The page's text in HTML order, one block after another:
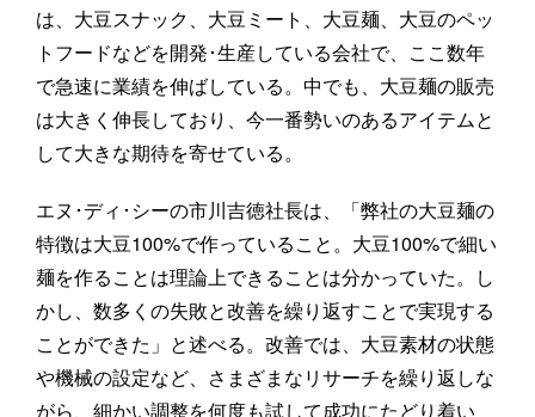
は、大豆スナック、大豆ミート、大豆麺、大豆のペッ
トフードなどを開発･生産している会社で、ここ数年
で急速に業績を伸ばしている。中でも、大豆麺の販売
は大きく伸長しており、今一番勢いのあるアイテムと
して大きな期待を寄せている。
エヌ･ディ･シーの市川吉徳社長は、「弊社の大豆麺の
特徴は大豆100%で作っていること。大豆100%で細い
麺を作ることは理論上できることは分かっていた。し
かし、数多くの失敗と改善を繰り返すことで実現する
ことができた」と述べる。改善では、大豆素材の状態
や機械の設定など、さまざまなリサーチを繰り返しな
がら、細かい調整を何度も試して成功にたどり着い